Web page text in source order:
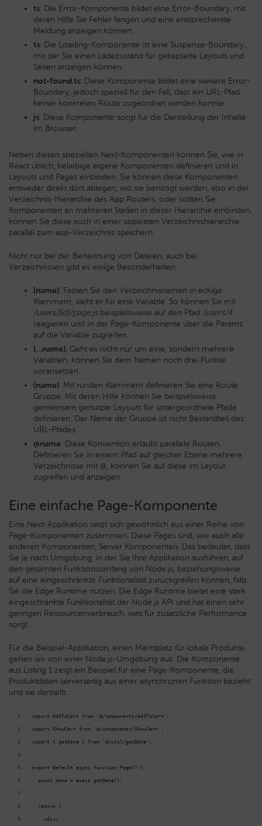
ts: Die Error-Komponente bildet eine Error-Boundary, mit
deren Hilfe Sie Fehler fangen und eine entsprechende
Meldung anzeigen können.
ts: Die Loading-Komponente ist eine Suspense-Boundary,
mit der Sie einen Ladezustand für gekapselte Layouts und
Seiten anzeigen können.
not-found.ts: Diese Komponente bildet eine weitere Error-
Boundary, jedoch speziell für den Fall, dass ein URL-Pfad
keiner konkreten Route zugeordnet werden konnte.
js: Diese Komponente sorgt für die Darstellung der Inhalte
im Browser.
Neben diesen speziellen Next-Komponenten können Sie, wie in
React üblich, beliebige eigene Komponenten definieren und in
Layouts und Pages einbinden. Sie können diese Komponenten
entweder direkt dort ablegen, wo sie benötigt werden, also in der
Verzeichnis-Hierarchie des App Routers, oder sollten Sie
Komponenten an mehreren Stellen in dieser Hierarchie einbinden,
können Sie diese auch in einer separaten Verzeichnishierarchie
parallel zum app-Verzeichnis speichern.
Nicht nur bei der Benennung von Dateien, auch bei
Verzeichnissen gibt es einige Besonderheiten:
[name]: Fassen Sie den Verzeichnisnamen in eckige
Klammern, steht er für eine Variable. So können Sie mit
/users/[id]/page.jsbeispielsweise auf den Pfad /users/4
reagieren und in der Page-Komponente über die Params
auf die Variable zugreifen.
[…name]: Geht es nicht nur um eine, sondern mehrere
Variablen, können Sie dem Namen noch drei Punkte
voransetzen.
(name): Mit runden Klammern definieren Sie eine Route
Gruppe. Mit deren Hilfe können Sie beispielsweise
gemeinsam genutzte Layouts für untergeordnete Pfade
definieren. Der Name der Gruppe ist nicht Bestandteil des
URL-Pfades.
@name: Diese Konvention erlaubt parallele Routen.
Definieren Sie in einem Pfad auf gleicher Ebene mehrere
Verzeichnisse mit @, können Sie auf diese im Layout
zugreifen und anzeigen.
Eine einfache Page-Komponente
Eine Next-Applikation setzt sich gewöhnlich aus einer Reihe von
Page-Komponenten zusammen. Diese Pages sind, wie auch alle
anderen Komponenten, Server Komponenten. Das bedeutet, dass
Sie je nach Umgebung, in der Sie Ihre Applikation ausführen, auf
den gesamten Funktionsumfang von Node.js, beziehungsweise
auf eine eingeschränkte Funktionalität zurückgreifen können, falls
Sie die Edge Runtime nutzen. Die Edge Runtime bietet eine stark
eingeschränkte Funktionalität der Node.js API und hat einen sehr
geringen Ressourcenverbrauch, was für zusätzliche Performance
sorgt.
Für die Beispiel-Applikation, einen Marktplatz für lokale Produkte,
gehen wir von einer Node.js-Umgebung aus. Die Komponente
aus Listing 1 zeigt ein Beispiel für eine Page-Komponente, die
Produktdaten serverseitig aus einer asynchronen Funktion bezieht
und sie darstellt.
import AddToCart from '@/components/AddToCart';
import ShowCart from '@/components/ShowCart';
import { getData } from '@/util/getData';
export default async function Page() {
  const data = await getData();
  return (
    <div>